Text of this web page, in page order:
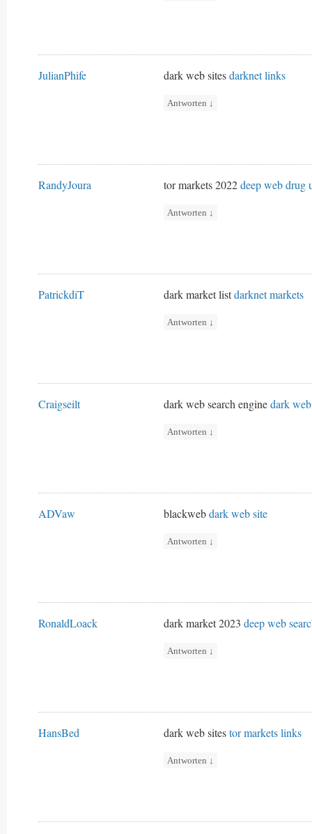
JulianPhife dark web sitesdarknet links
Antworten ↓
RandyJoura tor markets 2022deep web drug
Antworten ↓
PatrickdiT dark market listdarknet markets
Antworten ↓
Craigseilt dark web search enginedark
Antworten ↓
ADVaw blackwebdark web site
Antworten ↓
RonaldLoack dark market 2023 deep web
Antworten ↓
HansBed dark web sitestor markets links
Antworten ↓